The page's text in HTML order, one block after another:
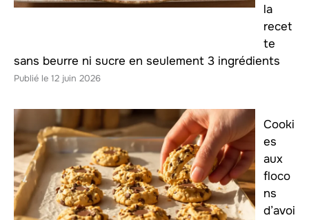
la
recet
te
sans beurre ni sucre en seulement 3 ingrédients
12 juin 2026
Cooki
es
aux
floco
ns
d’avoi